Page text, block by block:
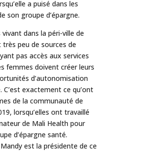
a puisé dans les
son groupe d’épargne.
dans la péri-ville de
peu de sources de
pas accès aux services
femmes doivent créer leurs
d’autonomisation
C’est exactement ce qu’ont
de la communauté de
lorsqu’elles ont travaillé
de Mali Health pour
d’épargne santé.
est la présidente de ce